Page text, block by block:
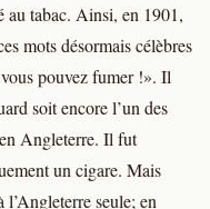
tabac. Ainsi, en 1901,
mots désormais célèbres
pouvez fumer !». Il
soit encore l’un des
Angleterre. Il fut
un cigare. Mais
l’Angleterre seule; en